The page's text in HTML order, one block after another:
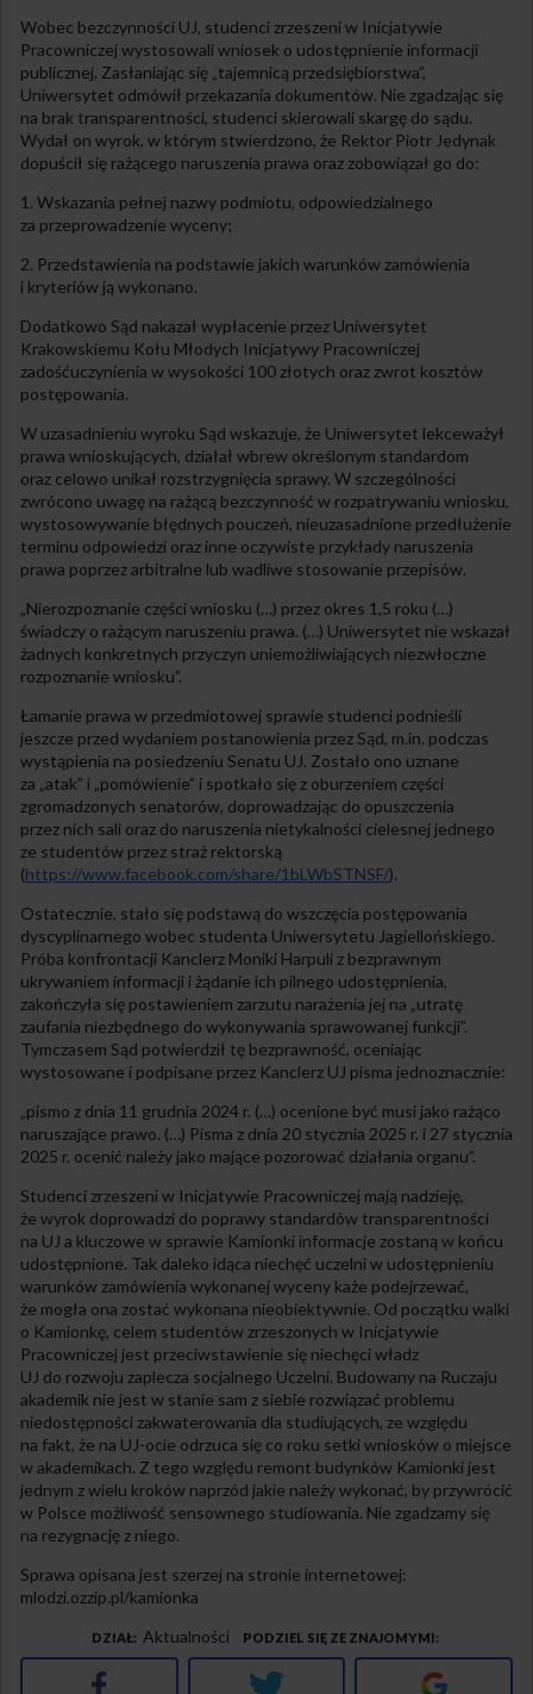
Wobec bezczynności UJ, studenci zrzeszeni w Inicjatywie
Pracowniczej wystosowali wniosek o udostępnienie informacji
publicznej. Zasłaniając się „tajemnicą przedsiębiorstwa”,
Uniwersytet odmówił przekazania dokumentów. Nie zgadzając się
na brak transparentności, studenci skierowali skargę do sądu.
Wydał on wyrok, w którym stwierdzono, że Rektor Piotr Jedynak
dopuścił się rażącego naruszenia prawa oraz zobowiązał go do:
1. Wskazania pełnej nazwy podmiotu, odpowiedzialnego
za przeprowadzenie wyceny;
2. Przedstawienia na podstawie jakich warunków zamówienia
i kryteriów ją wykonano.
Dodatkowo Sąd nakazał wypłacenie przez Uniwersytet
Krakowskiemu Kołu Młodych Inicjatywy Pracowniczej
zadośćuczynienia w wysokości 100 złotych oraz zwrot kosztów
postępowania.
W uzasadnieniu wyroku Sąd wskazuje, że Uniwersytet lekceważył
prawa wnioskujących, działał wbrew określonym standardom
oraz celowo unikał rozstrzygnięcia sprawy. W szczególności
zwrócono uwagę na rażącą bezczynność w rozpatrywaniu wniosku,
wystosowywanie błędnych pouczeń, nieuzasadnione przedłużenie
terminu odpowiedzi oraz inne oczywiste przykłady naruszenia
prawa poprzez arbitralne lub wadliwe stosowanie przepisów.
„Nierozpoznanie części wniosku (…) przez okres 1,5 roku (…)
świadczy o rażącym naruszeniu prawa. (…) Uniwersytet nie wskazał
żadnych konkretnych przyczyn uniemożliwiających niezwłoczne
rozpoznanie wniosku”.
Łamanie prawa w przedmiotowej sprawie studenci podnieśli
jeszcze przed wydaniem postanowienia przez Sąd, m.in. podczas
wystąpienia na posiedzeniu Senatu UJ. Zostało ono uznane
za „atak” i „pomówienie” i spotkało się z oburzeniem części
zgromadzonych senatorów, doprowadzając do opuszczenia
przez nich sali oraz do naruszenia nietykalności cielesnej jednego
ze studentów przez straż rektorską
(https://www.facebook.com/share/1bLWbSTNSF/).
Ostatecznie, stało się podstawą do wszczęcia postępowania
dyscyplinarnego wobec studenta Uniwersytetu Jagiellońskiego.
Próba konfrontacji Kanclerz Moniki Harpuli z bezprawnym
ukrywaniem informacji i żądanie ich pilnego udostępnienia,
zakończyła się postawieniem zarzutu narażenia jej na „utratę
zaufania niezbędnego do wykonywania sprawowanej funkcji”.
Tymczasem Sąd potwierdził tę bezprawność, oceniając
wystosowane i podpisane przez Kanclerz UJ pisma jednoznacznie:
„pismo z dnia 11 grudnia 2024 r. (…) ocenione być musi jako rażąco
naruszające prawo. (…) Pisma z dnia 20 stycznia 2025 r. i 27 stycznia
2025 r. ocenić należy jako mające pozorować działania organu”.
Studenci zrzeszeni w Inicjatywie Pracowniczej mają nadzieję,
że wyrok doprowadzi do poprawy standardów transparentności
na UJ a kluczowe w sprawie Kamionki informacje zostaną w końcu
udostępnione. Tak daleko idąca niechęć uczelni w udostępnieniu
warunków zamówienia wykonanej wyceny każe podejrzewać,
że mogła ona zostać wykonana nieobiektywnie. Od początku walki
o Kamionkę, celem studentów zrzeszonych w Inicjatywie
Pracowniczej jest przeciwstawienie się niechęci władz
UJ do rozwoju zaplecza socjalnego Uczelni. Budowany na Ruczaju
akademik nie jest w stanie sam z siebie rozwiązać problemu
niedostępności zakwaterowania dla studiujących, ze względu
na fakt, że na UJ-ocie odrzuca się co roku setki wniosków o miejsce
w akademikach. Z tego względu remont budynków Kamionki jest
jednym z wielu kroków naprzód jakie należy wykonać, by przywrócić
w Polsce możliwość sensownego studiowania. Nie zgadzamy się
na rezygnację z niego.
Sprawa opisana jest szerzej na stronie internetowej:
mlodzi.ozzip.pl/kamionka
DZIAŁ Aktualności PODZIEL SIĘ ZE ZNAJOMYMI
Facebook Twitter Google+